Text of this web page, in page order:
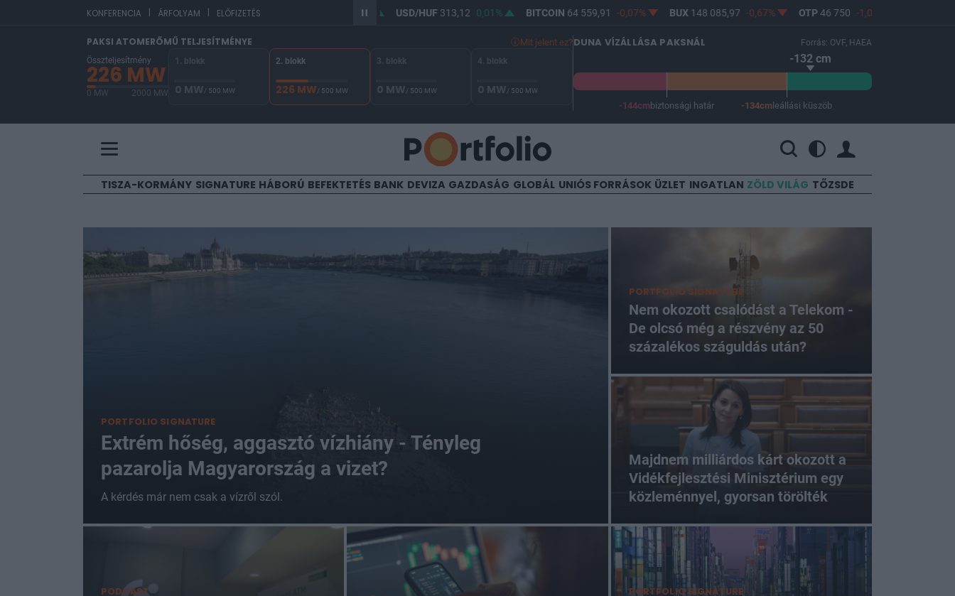
KONFERENCIA | ÁRFOLYAM | ELŐFIZETÉS
EUR/HUF USD/HUF313,12 0,01% BITCOIN64 559,91 -0,07% BUX 148 085,97 -0,67% OTP 46 750 -1,06%
PAKSI ATOMERŐMŰ TELJESÍTMÉNYE Mit jelent ez?
Összteljesítmény
226 MW
0 MW 2000 MW
1. blokk
0 MW/ 500 MW
2. blokk
226 MW/ 500 MW
3. blokk
0 MW/ 500 MW
4. blokk
0 MW/ 500 MW
DUNA VÍZÁLLÁSA PAKSNÁL Forrás: OVF, HAEA
-132 cm
-144cmbiztonsági határ -134cmleállási küszöb
TISZA-KORMÁNY SIGNATURE HÁBORÚ BEFEKTETÉS BANK DEVIZA GAZDASÁG GLOBÁL UNIÓS FORRÁSOK ÜZLET INGATLAN ZÖLD VILÁG TŐZSDE
PORTFOLIO SIGNATURE
Extrém hőség, aggasztó vízhiány - Tényleg
pazarolja Magyarország a vizet?
A kérdés már nem csak a vízről szól.
PORTFOLIO SIGNATURE
Nem okozott csalódást a Telekom -
De olcsó még a részvény az 50
százalékos száguldás után?
Majdnem milliárdos kárt okozott a
Vidékfejlesztési Minisztérium egy
közleménnyel, gyorsan törölték
PODCAST PORTFOLIO SIGNATURE